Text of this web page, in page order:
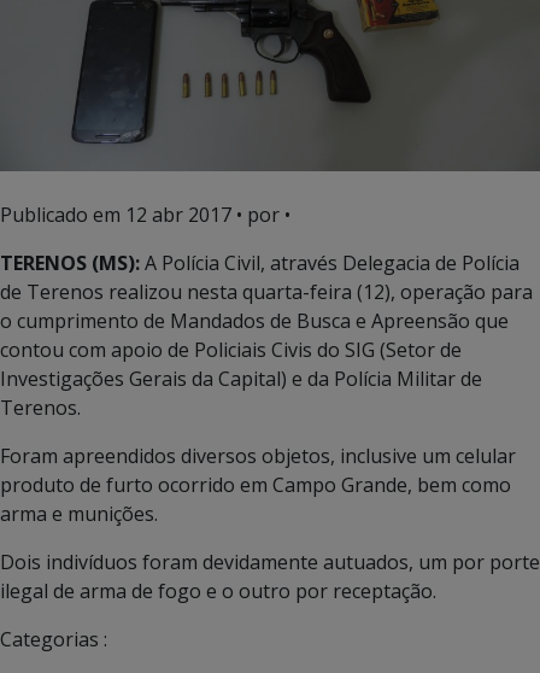
Publicado em 12 abr 2017 • por •
TERENOS (MS):A Polícia Civil, através Delegacia de Polícia
de Terenos realizou nesta quarta-feira (12), operação para
o cumprimento de Mandados de Busca e Apreensão que
contou com apoio de Policiais Civis do SIG (Setor de
Investigações Gerais da Capital) e da Polícia Militar de
Terenos.
Foram apreendidos diversos objetos, inclusive um celular
produto de furto ocorrido em Campo Grande, bem como
arma e munições.
Dois indivíduos foram devidamente autuados, um por porte
ilegal de arma de fogo e o outro por receptação.
Categorias :